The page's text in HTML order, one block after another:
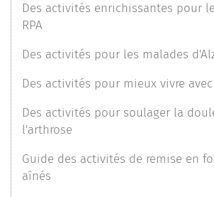
Des activités enrichissantes pour
RPA
Des activités pour les malades
Des activités pour mieux vivre
Des activités pour soulager la
l'arthrose
Guide des activités de remise en
aînés